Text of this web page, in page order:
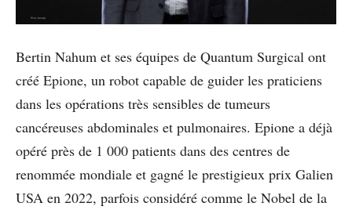
Bertin Nahum et ses équipes de Quantum Surgical ont
créé Epione, un robot capable de guider les praticiens
dans les opérations très sensibles de tumeurs
cancéreuses abdominales et pulmonaires. Epione a déjà
opéré près de 1 000 patients dans des centres de
renommée mondiale et gagné le prestigieux prix Galien
USA en 2022, parfois considéré comme le Nobel de la